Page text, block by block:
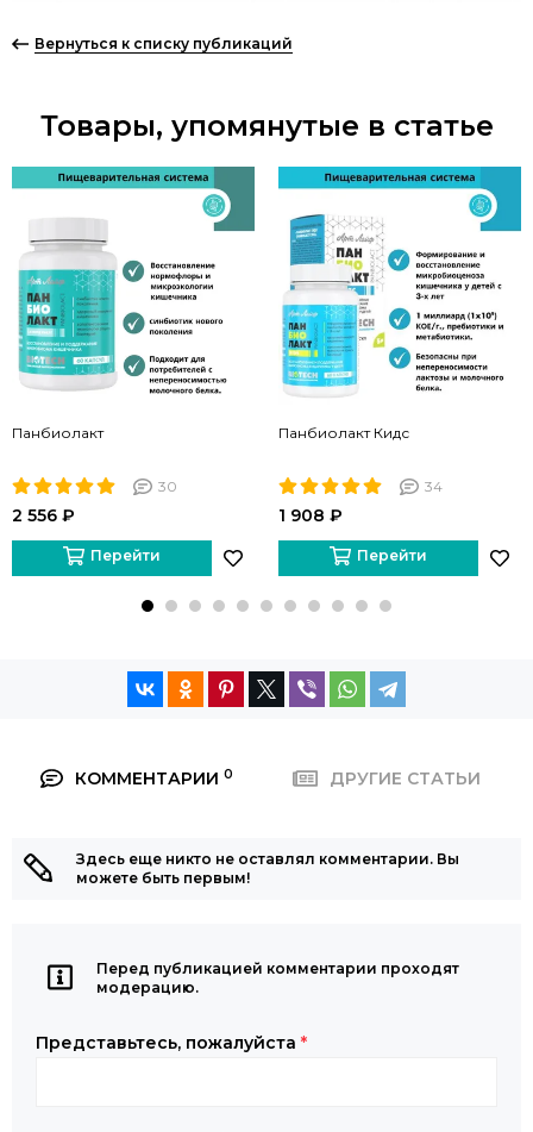
Вернуться к списку публикаций
Товары, упомянутые в статье
Панбиолакт
30
2 556 ₽
Перейти
Панбиолакт Кидс
34
1 908 ₽
Перейти
КОММЕНТАРИИ 0 ДРУГИЕ СТАТЬИ
Здесь еще никто не оставлял комментарии. Вы
можете быть первым!
Перед публикацией комментарии проходят
модерацию.
Представьтесь, пожалуйста *